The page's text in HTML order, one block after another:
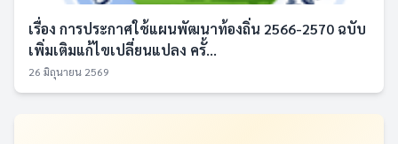
เรื่อง การประกาศใช้แผนพัฒนาท้องถิ่น 2566-2570 ฉบับ
เพิ่มเติมแก้ไขเปลี่ยนแปลง ครั้...
26 มิถุนายน 2569